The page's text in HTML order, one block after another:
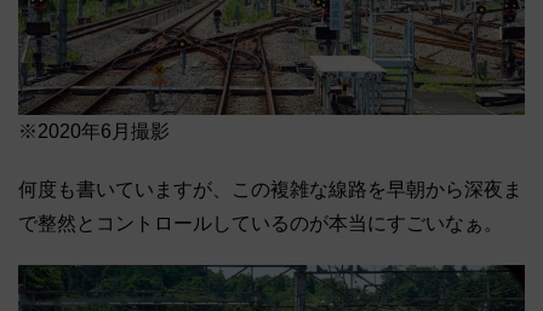
※2020年6月撮影
何度も書いていますが、この複雑な線路を早朝から深夜ま
で整然とコントロールしているのが本当にすごいなぁ。